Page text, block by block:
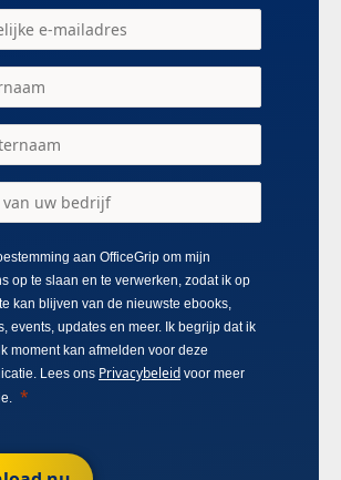
aan OfficeGrip om mijn
op te slaan en te verwerken, zodat ik op
kan blijven van de nieuwste ebooks,
events, updates en meer. Ik begrijp dat ik
moment kan afmelden voor deze
Lees ons Privacybeleid voor meer